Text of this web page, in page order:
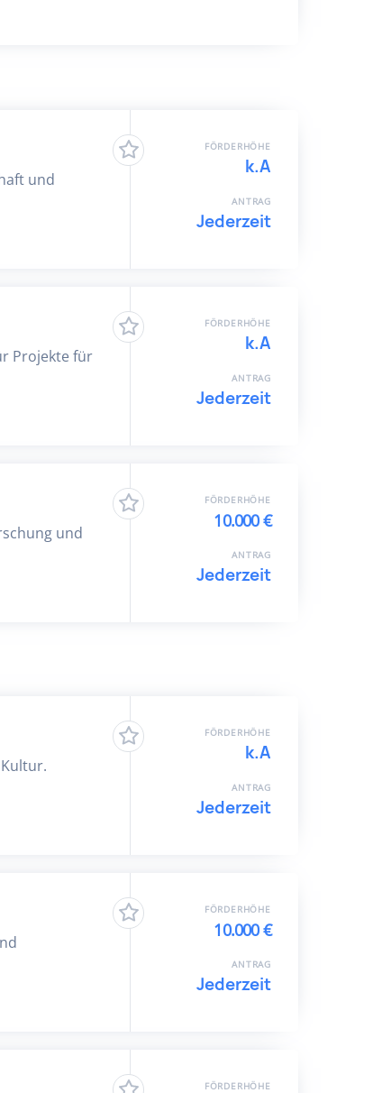
und
FÖRDERHÖHE
k.A
ANTRAG
Jederzeit
Projekte für
FÖRDERHÖHE
k.A
ANTRAG
Jederzeit
und
FÖRDERHÖHE
10.000 €
ANTRAG
Jederzeit
FÖRDERHÖHE
k.A
ANTRAG
Jederzeit
FÖRDERHÖHE
10.000 €
ANTRAG
Jederzeit
FÖRDERHÖHE